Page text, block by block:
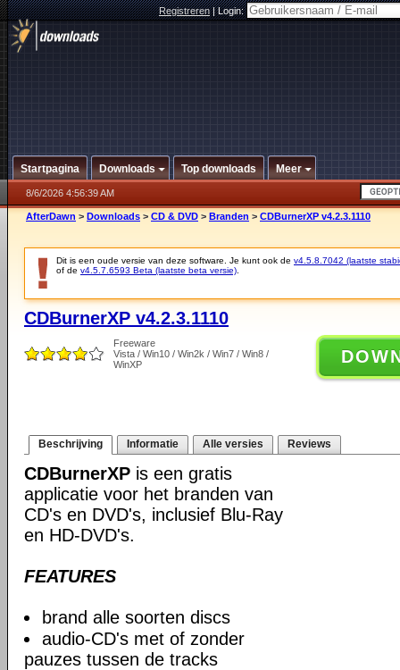
Registreren|Login:
Startpagina Downloads Top downloads Meer
8/6/2026 4:56:39 AM
AfterDawn > Downloads > CD & DVD > Branden > CDBurnerXP v4.2.3.1110
Dit is een oude versie van deze software. Je kunt ook de v4.5.8.7042 (laatste
of de v4.5.7.6593 Beta (laatste beta versie)
CDBurnerXP v4.2.3.1110
Freeware
Vista / Win10 / Win2k / Win7 / Win8 /
WinXP
Beschrijving Informatie Alle versies Reviews
CDBurnerXP is een gratis
applicatie voor het branden van
CD's en DVD's, inclusief Blu-Ray
en HD-DVD's.
FEATURES
brand alle soorten discs
audio-CD's met of zonder
pauzes tussen de tracks